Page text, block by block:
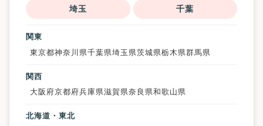
埼玉 千葉
関東
東京都神奈川県千葉県埼玉県茨城県栃木県群馬県
関西
大阪府京都府兵庫県滋賀県奈良県和歌山県
北海道・東北